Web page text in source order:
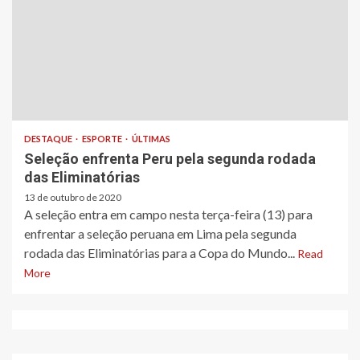
DESTAQUE ESPORTE ÚLTIMAS
Seleção enfrenta Peru pela segunda rodada
das Eliminatórias
13 de outubro de 2020
A seleção entra em campo nesta terça-feira (13) para
enfrentar a seleção peruana em Lima pela segunda
rodada das Eliminatórias para a Copa do Mundo... Read
More